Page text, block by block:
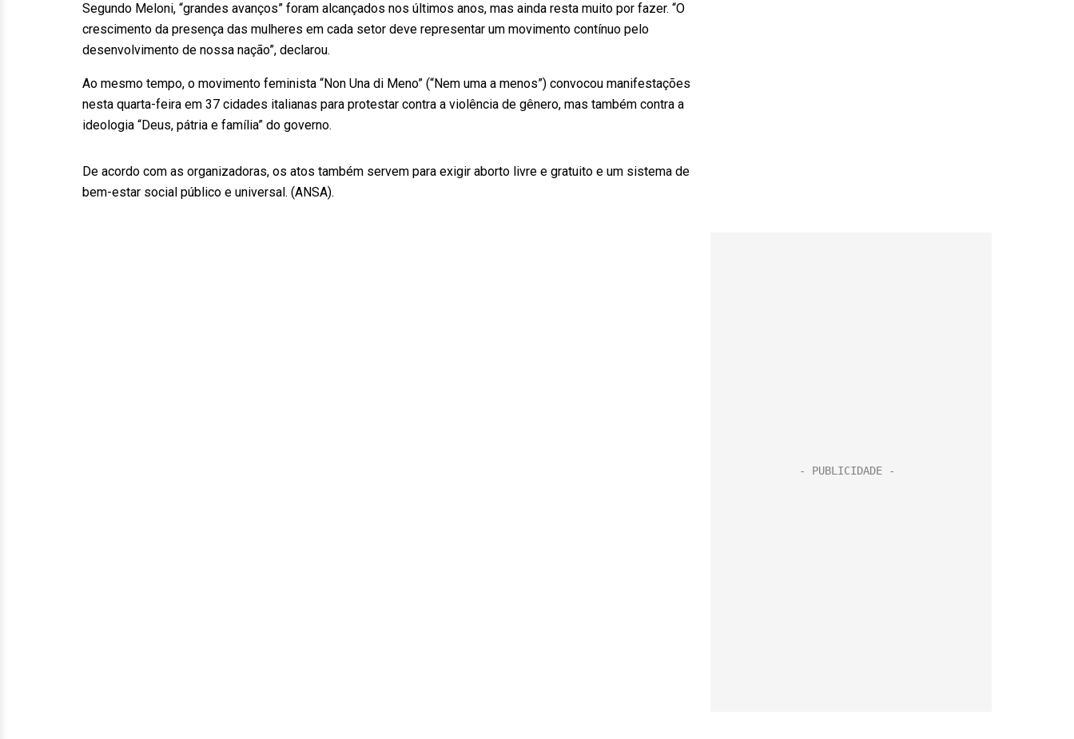
Segundo Meloni, “grandes avanços” foram alcançados nos últimos anos, mas ainda resta muito por fazer. “O
crescimento da presença das mulheres em cada setor deve representar um movimento contínuo pelo
desenvolvimento de nossa nação”, declarou.
Ao mesmo tempo, o movimento feminista “Non Una di Meno” (“Nem uma a menos”) convocou manifestações
nesta quarta-feira em 37 cidades italianas para protestar contra a violência de gênero, mas também contra a
ideologia “Deus, pátria e família” do governo.
De acordo com as organizadoras, os atos também servem para exigir aborto livre e gratuito e um sistema de
bem-estar social público e universal. (ANSA).